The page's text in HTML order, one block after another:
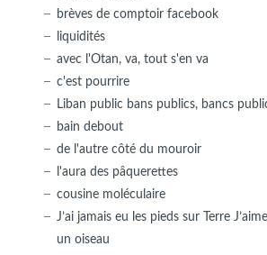
brèves de comptoir facebook
liquidités
avec l'Otan, va, tout s'en va
c'est pourrire
Liban public bans publics, bancs
bain debout
de l'autre côté du mouroir
l'aura des pâquerettes
cousine moléculaire
J’ai jamais eu les pieds sur Terre
un oiseau